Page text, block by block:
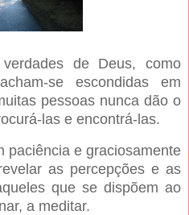
de Deus, como
se escondidas em
pessoas nunca dão o
las e encontrá-las.
paciência e graciosamente
as percepções e as
que se dispõem ao
a meditar.